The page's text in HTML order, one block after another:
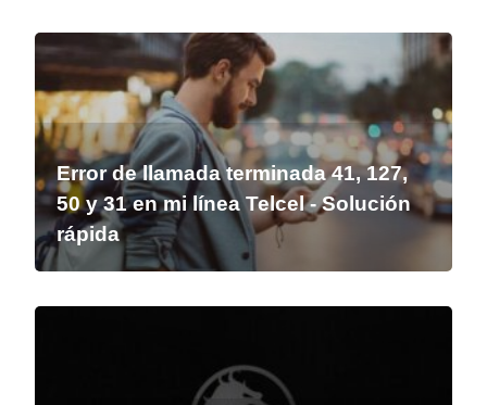
Error de llamada terminada 41, 127,
50 y 31 en mi línea Telcel - Solución
rápida